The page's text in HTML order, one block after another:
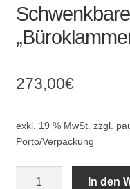
GaLaBau
Kommunalbedarf
Neuheiten
273,00€
exkl. 19 % MwSt. zzgl.
Porto/Verpackung
In den